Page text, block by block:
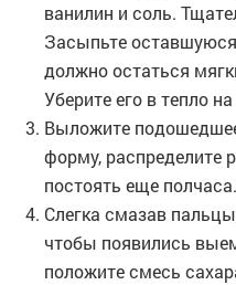
ванилин и соль.
Засыпьте
должно остаться
Уберите его в тепло
Выложите
форму, распределите
постоять еще полчаса.
Слегка смазав
чтобы появились
положите смесь